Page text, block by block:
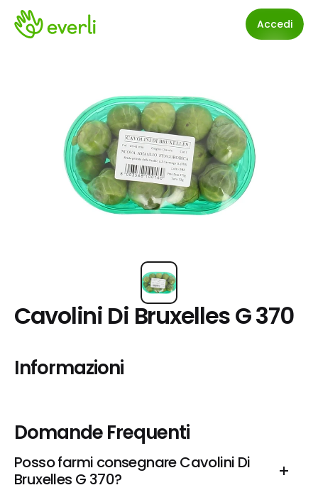
Accedi
Cavolini Di Bruxelles G 370
Informazioni
Domande Frequenti
Posso farmi consegnare Cavolini Di
Bruxelles G 370?